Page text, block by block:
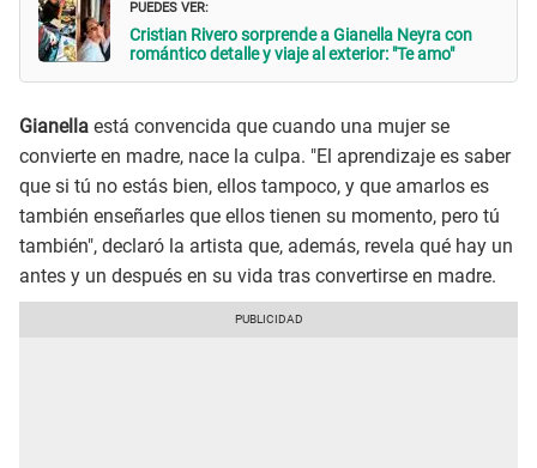
PUEDES VER:
Cristian Rivero sorprende a Gianella Neyra con
romántico detalle y viaje al exterior: "Te amo"
Gianella está convencida que cuando una mujer se
convierte en madre, nace la culpa. "El aprendizaje es saber
que si tú no estás bien, ellos tampoco, y que amarlos es
también enseñarles que ellos tienen su momento, pero tú
también", declaró la artista que, además, revela qué hay un
antes y un después en su vida tras convertirse en madre.